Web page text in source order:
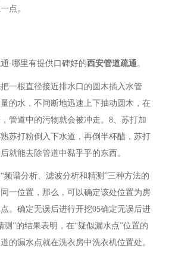
点。
-哪里有提供口碑好的西安管道疏通。
一根直径接近排水口的圆木插入水管
的水，不间断地迅速上下抽动圆木，在
管道中的污物就会被冲走。8、苏打加
苏打粉倒入下水道，再倒半杯醋，苏打
就能去除管道中黏乎乎的东西。
频谱分析、滤波分析和精测”三种方法的
一位置，那么，可以确定该处位置为房
。确定无误后进行开挖05确定无误后进
测”的结果表明，在“疑似漏水点”位置的
的漏水点就在洗衣房中洗衣机位置处。